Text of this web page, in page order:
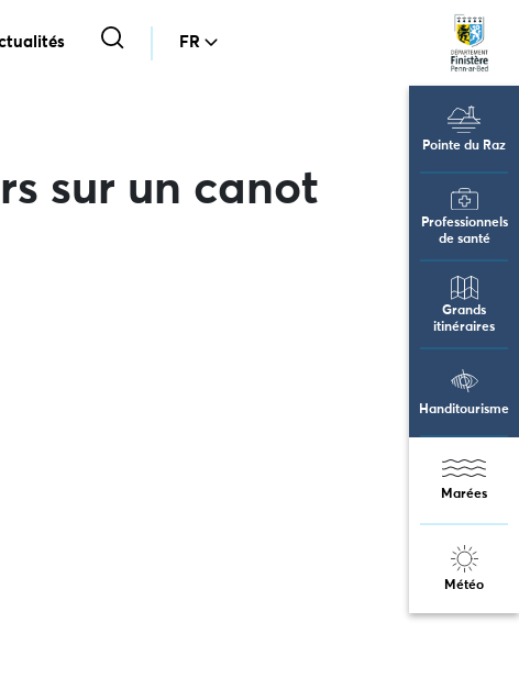
FR
Pointe du Raz
Professionnels
de santé
Grands
itinéraires
Handitourisme
Marées
Météo
sur un canot